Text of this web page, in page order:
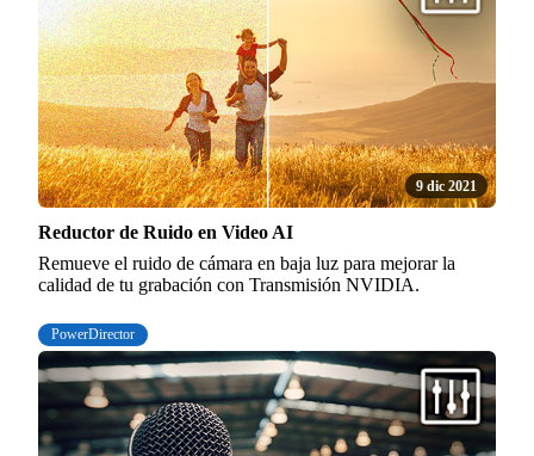
9 dic 2021
Reductor de Ruido en Video AI
Remueve el ruido de cámara en baja luz para mejorar la
calidad de tu grabación con Transmisión NVIDIA.
PowerDirector